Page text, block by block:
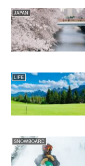
JAPAN
LIFE
SNOWBOARD